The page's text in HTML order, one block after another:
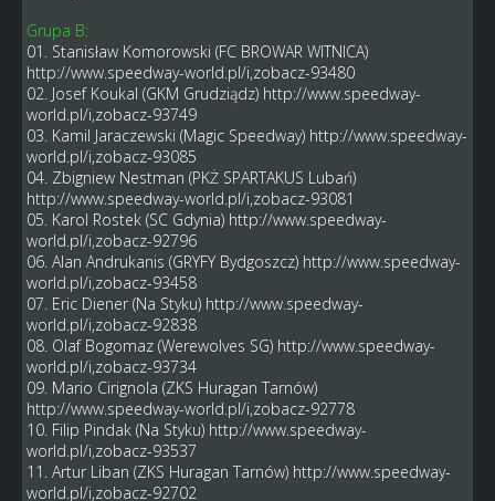
Grupa B:
01. Stanisław Komorowski (FC BROWAR WITNICA)
http://www.speedway-world.pl/i,zobacz-93480
02. Josef Koukal (GKM Grudziądz) http://www.speedway-
world.pl/i,zobacz-93749
03. Kamil Jaraczewski (Magic Speedway) http://www.speedway-
world.pl/i,zobacz-93085
04. Zbigniew Nestman (PKŻ SPARTAKUS Lubań)
http://www.speedway-world.pl/i,zobacz-93081
05. Karol Rostek (SC Gdynia) http://www.speedway-
world.pl/i,zobacz-92796
06. Alan Andrukanis (GRYFY Bydgoszcz) http://www.speedway-
world.pl/i,zobacz-93458
07. Eric Diener (Na Styku) http://www.speedway-
world.pl/i,zobacz-92838
08. Olaf Bogomaz (Werewolves SG) http://www.speedway-
world.pl/i,zobacz-93734
09. Mario Cirignola (ZKS Huragan Tarnów)
http://www.speedway-world.pl/i,zobacz-92778
10. Filip Pindak (Na Styku) http://www.speedway-
world.pl/i,zobacz-93537
11. Artur Liban (ZKS Huragan Tarnów) http://www.speedway-
world.pl/i,zobacz-92702